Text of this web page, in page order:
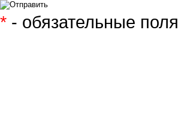
* - обязательные поля